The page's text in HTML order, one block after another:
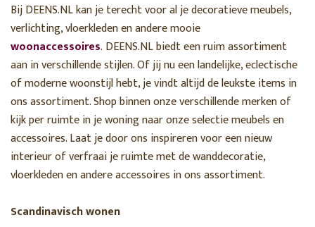
Bij DEENS.NL kan je terecht voor al je decoratieve meubels,
verlichting, vloerkleden en andere mooie
woonaccessoires. DEENS.NL biedt een ruim assortiment
aan in verschillende stijlen. Of jij nu een landelijke, eclectische
of moderne woonstijl hebt, je vindt altijd de leukste items in
ons assortiment. Shop binnen onze verschillende merken of
kijk per ruimte in je woning naar onze selectie meubels en
accessoires. Laat je door ons inspireren voor een nieuw
interieur of verfraai je ruimte met de wanddecoratie,
vloerkleden en andere accessoires in ons assortiment.
Scandinavisch wonen